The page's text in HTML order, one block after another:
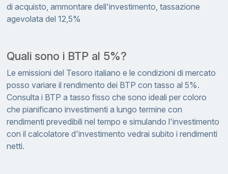
di acquisto, ammontare dell'investimento, tassazione
agevolata del 12,5%
Quali sono i BTP al 5%?
Le emissioni del Tesoro italiano e le condizioni di mercato
posso variare il rendimento dei BTP con tasso al 5%.
Consulta i BTP a tasso fisso che sono ideali per coloro
che pianificano investimenti a lungo termine con
rendimenti prevedibili nel tempo e simulando l'investimento
con il calcolatore d'investimento vedrai subito i rendimenti
netti.